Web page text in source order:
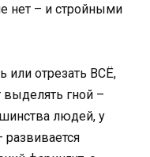
нет – и стройными
или отрезать ВСЁ,
гной –
людей, у